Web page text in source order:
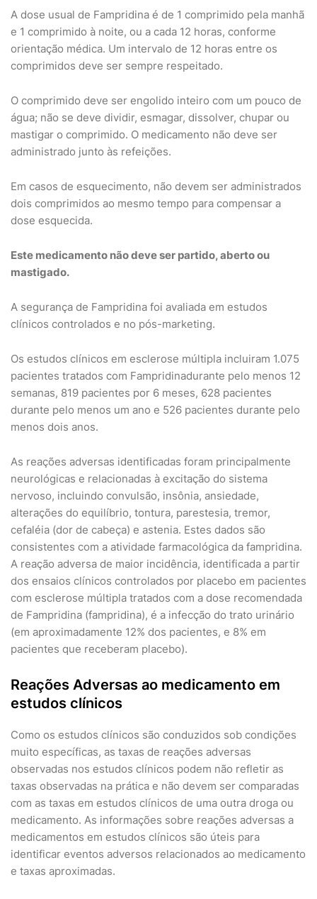
A dose usual de Fampridina é de 1 comprimido pela manhã
e 1 comprimido à noite, ou a cada 12 horas, conforme
orientação médica. Um intervalo de 12 horas entre os
comprimidos deve ser sempre respeitado.
O comprimido deve ser engolido inteiro com um pouco de
água; não se deve dividir, esmagar, dissolver, chupar ou
mastigar o comprimido. O medicamento não deve ser
administrado junto às refeições.
Em casos de esquecimento, não devem ser administrados
dois comprimidos ao mesmo tempo para compensar a
dose esquecida.
Este medicamento não deve ser partido, aberto ou
mastigado.
A segurança de Fampridina foi avaliada em estudos
clínicos controlados e no pós-marketing.
Os estudos clínicos em esclerose múltipla incluiram 1.075
pacientes tratados com Fampridinadurante pelo menos 12
semanas, 819 pacientes por 6 meses, 628 pacientes
durante pelo menos um ano e 526 pacientes durante pelo
menos dois anos.
As reações adversas identificadas foram principalmente
neurológicas e relacionadas à excitação do sistema
nervoso, incluindo convulsão, insônia, ansiedade,
alterações do equilíbrio, tontura, parestesia, tremor,
cefaléia (dor de cabeça) e astenia. Estes dados são
consistentes com a atividade farmacológica da fampridina.
A reação adversa de maior incidência, identificada a partir
dos ensaios clínicos controlados por placebo em pacientes
com esclerose múltipla tratados com a dose recomendada
de Fampridina (fampridina), é a infecção do trato urinário
(em aproximadamente 12% dos pacientes, e 8% em
pacientes que receberam placebo).
Reações Adversas ao medicamento em
estudos clínicos
Como os estudos clínicos são conduzidos sob condições
muito específicas, as taxas de reações adversas
observadas nos estudos clínicos podem não refletir as
taxas observadas na prática e não devem ser comparadas
com as taxas em estudos clínicos de uma outra droga ou
medicamento. As informações sobre reações adversas a
medicamentos em estudos clínicos são úteis para
identificar eventos adversos relacionados ao medicamento
e taxas aproximadas.